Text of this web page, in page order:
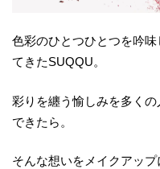
色彩のひとつひとつを吟
てきたSUQQU。
彩りを纏う愉しみを多く
できたら。
そんな想いをメイクアッ